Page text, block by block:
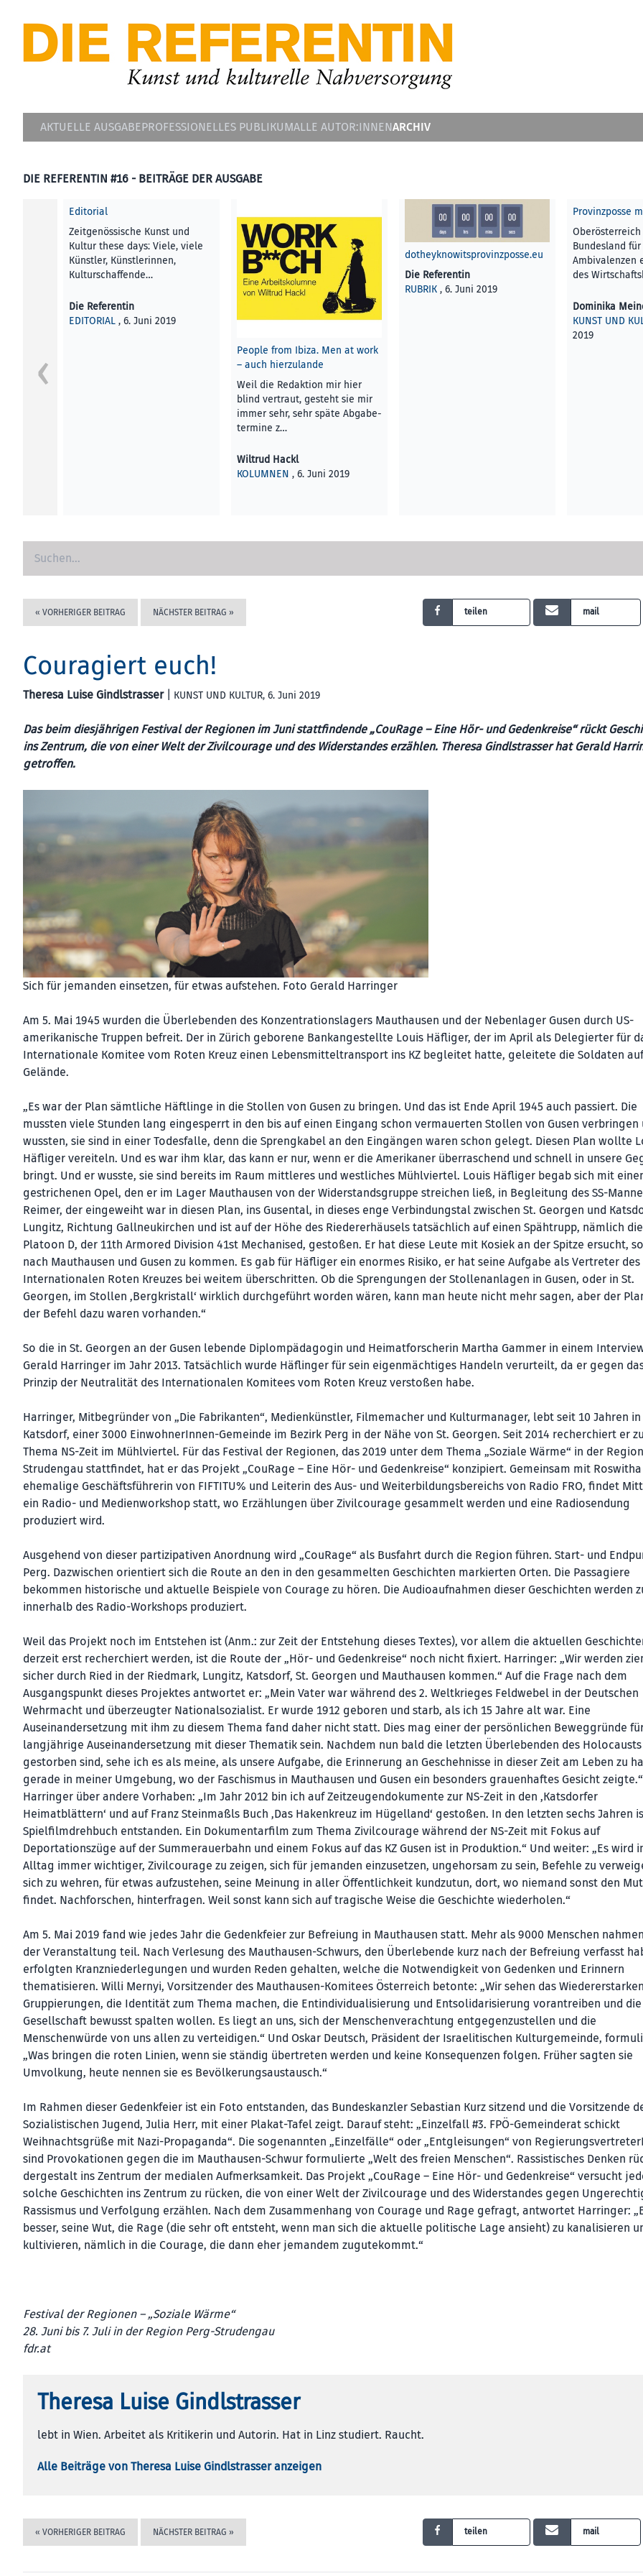
AKTUELLE AUSGABEPROFESSIONELLES PUBLIKUMALLE AUTOR:INNENARCHIV
DIE REFERENTIN #16 - BEITRÄGE DER AUSGABE
Editorial
Zeitgenössische Kunst und
Kultur these days: Viele, viele
Künstler, Künstlerinnen,
Kulturschaffende…
Die Referentin
EDITORIAL , 6. Juni 2019
People from Ibiza. Men at work
– auch hierzulande
Weil die Redaktion mir hier
blind vertraut, gesteht sie mir
immer sehr, sehr späte Abgabe­
termine z…
Wiltrud Hackl
KOLUMNEN , 6. Juni 2019
dotheyknowitsprovinzposse.eu
Die Referentin
RUBRIK , 6. Juni 2019
Provinzposse
Bundesland
Ambivalenzen
des
Dominika
KUNST UND
2019
« VORHERIGER BEITRAG NÄCHSTER BEITRAG » teilen mail
Couragiert euch!
Theresa Luise Gindlstrasser| KUNST UND KULTUR, 6. Juni 2019
Das beim diesjährigen Festival der Regionen im Juni stattfindende „CouRage – Eine Hör- und Gedenkreise“ rückt
ins Zentrum, die von einer Welt der Zivilcourage und des Widerstandes erzählen. Theresa Gindlstrasser hat Gerald
getroffen.
Sich für jemanden einsetzen, für etwas aufstehen. Foto Gerald Harringer
Am 5. Mai 1945 wurden die Überlebenden des Kon­zentrationslagers Mauthausen und der Nebenlager Gusen durch US-
amerikanische Truppen befreit. Der in Zürich geborene Bankangestellte Louis Häfliger, der im April als Delegierter für
Internationale Komitee vom Roten Kreuz einen Lebensmitteltransport ins KZ begleitet hatte, geleitete die Soldaten
Gelände.
„Es war der Plan sämtliche Häftlinge in die Stollen von Gusen zu bringen. Und das ist Ende April 1945 auch passiert. Die
mussten viele Stunden lang eingesperrt in den bis auf einen Eingang schon vermauerten Stollen von Gusen verbringen
wussten, sie sind in einer Todesfalle, denn die Sprengkabel an den Eingängen waren schon gelegt. Diesen Plan wollte
Häfliger vereiteln. Und es war ihm klar, das kann er nur, wenn er die Amerikaner überraschend und schnell in unsere
bringt. Und er wusste, sie sind bereits im Raum mittleres und westliches Mühlviertel. Louis Häfliger begab sich mit
gestrichenen Opel, den er im Lager Mauthausen von der Widerstandsgruppe streichen ließ, in Begleitung des SS-
Reimer, der eingeweiht war in diesen Plan, ins Gusental, in dieses enge Verbindungstal zwischen St. Georgen und
Lungitz, Richtung Gallneukirchen und ist auf der Höhe des Riedererhäusels tatsächlich auf einen Spähtrupp, nämlich
Platoon D, der 11th Armored Division 41st Mechanised, gestoßen. Er hat diese Leute mit Kosiek an der Spitze ersucht,
nach Mauthausen und Gusen zu kommen. Es gab für Häfliger ein enormes Risiko, er hat seine Aufgabe als Vertreter des
Internationalen Roten Kreuzes bei weitem überschritten. Ob die Sprengungen der Stollenanlagen in Gusen, oder in St.
Georgen, im Stollen ‚Bergkristall‘ wirklich durchgeführt worden wären, kann man heute nicht mehr sagen, aber der
der Befehl dazu waren vorhanden.“
So die in St. Georgen an der Gusen lebende Diplompädagogin und Heimatforscherin Martha Gammer in einem
Gerald Harringer im Jahr 2013. Tatsächlich wurde Häflinger für sein eigenmächtiges Handeln verurteilt, da er gegen
Prinzip der Neutralität des Internationalen Komitees vom Roten Kreuz verstoßen habe.
Harringer, Mitbegründer von „Die Fabrikanten“, Medienkünstler, Filmemacher und Kulturmanager, lebt seit 10 Jahren in
Katsdorf, einer 3000 EinwohnerInnen-Gemeinde im Bezirk Perg in der Nähe von St. Georgen. Seit 2014 recherchiert er
Thema NS-Zeit im Mühlviertel. Für das Festival der Regionen, das 2019 unter dem Thema „Soziale Wärme“ in der
Strudengau stattfindet, hat er das Projekt „CouRage – Eine Hör- und Gedenkreise“ konzipiert. Gemeinsam mit
ehemalige Geschäftsführerin von FIFTITU% und Leiterin des Aus- und Weiterbildungsbereichs von Radio FRO, findet
ein Radio- und Medienworkshop statt, wo Erzählungen über Zivilcourage gesammelt werden und eine Radiosendung
produziert wird.
Ausgehend von dieser partizipativen Anordnung wird „CouRage“ als Busfahrt durch die Region führen. Start- und
Perg. Dazwischen orientiert sich die Route an den in den gesammelten Geschichten markierten Orten. Die Passagiere
bekommen historische und aktuelle Beispiele von Courage zu hören. Die Audioaufnahmen dieser Geschichten werden
innerhalb des Radio-Workshops produziert.
Weil das Projekt noch im Entstehen ist (Anm.: zur Zeit der Entstehung dieses Textes), vor allem die aktuellen
derzeit erst recherchiert werden, ist die Route der „Hör- und Gedenkreise“ noch nicht fixiert. Harringer: „Wir werden
sicher durch Ried in der Riedmark, Lungitz, Katsdorf, St. Georgen und Mauthausen kommen.“ Auf die Frage nach dem
Ausgangspunkt dieses Projektes antwortet er: „Mein Vater war während des 2. Weltkrieges Feldwebel in der Deutschen
Wehrmacht und überzeugter Nationalsozialist. Er wurde 1912 geboren und starb, als ich 15 Jahre alt war. Eine
Auseinandersetzung mit ihm zu diesem Thema fand daher nicht statt. Dies mag einer der persönlichen Beweggründe
langjährige Auseinandersetzung mit dieser Thematik sein. Nachdem nun bald die letzten Überlebenden des Holocausts
gestorben sind, sehe ich es als meine, als unsere Aufgabe, die Erinnerung an Geschehnisse in dieser Zeit am Leben zu
gerade in meiner Umgebung, wo der Faschismus in Mauthausen und Gusen ein besonders grauenhaftes Gesicht zeigte.“
Harringer über andere Vorhaben: „Im Jahr 2012 bin ich auf Zeitzeugendokumente zur NS-Zeit in den ‚Katsdorfer
Heimatblättern‘ und auf Franz Steinmaßls Buch ‚Das Hakenkreuz im Hügelland‘ gestoßen. In den letzten sechs Jahren
Spielfilmdrehbuch entstanden. Ein Dokumentarfilm zum Thema Zivilcourage während der NS-Zeit mit Fokus auf
Deportationszüge auf der Summerauerbahn und einem Fokus auf das KZ Gusen ist in Produktion.“ Und weiter: „Es wird
Alltag immer wichtiger, Zivilcourage zu zeigen, sich für jemanden einzusetzen, ungehorsam zu sein, Befehle zu
sich zu wehren, für etwas aufzustehen, seine Meinung in aller Öffentlichkeit kundzutun, dort, wo niemand sonst den
findet. Nachforschen, hinterfragen. Weil sonst kann sich auf tragische Weise die Geschichte wiederholen.“
Am 5. Mai 2019 fand wie jedes Jahr die Gedenkfeier zur Befreiung in Mauthausen statt. Mehr als 9000 Menschen
der Veranstaltung teil. Nach Verlesung des Mauthausen-Schwurs, den Überlebende kurz nach der Befreiung verfasst
erfolgten Kranzniederlegungen und wurden Reden gehalten, welche die Notwendigkeit von Gedenken und Erinnern
thematisieren. Willi Mernyi, Vorsitzender des Mauthausen-Komitees Österreich betonte: „Wir sehen das
Gruppierungen, die Identität zum The­ma machen, die Entindividualisierung und Entsolidarisierung vorantreiben und
Gesellschaft bewusst spalten wollen. Es liegt an uns, sich der Menschenverachtung entgegenzustellen und die
Menschenwürde von uns allen zu verteidigen.“ Und Oskar Deutsch, Präsident der Israelitischen Kulturgemeinde,
„Was bringen die roten Linien, wenn sie ständig übertreten werden und keine Konsequenzen folgen. Früher sagten sie
Umvolkung, heute nennen sie es Bevölkerungsaustausch.“
Im Rahmen dieser Gedenkfeier ist ein Foto entstanden, das Bundeskanzler Sebastian Kurz sitzend und die Vorsitzende
Sozialistischen Jugend, Julia Herr, mit einer Plakat-Tafel zeigt. Darauf steht: „Einzelfall #3. FPÖ-Gemeinderat schickt
Weihnachtsgrüße mit Nazi-Propaganda“. Die sogenannten „Einzelfälle“ oder „Entgleisungen“ von
sind Provokationen gegen die im Mauthausen-Schwur formulierte „Welt des freien Menschen“. Rassistisches Denken
dergestalt ins Zentrum der medialen Aufmerksamkeit. Das Projekt „CouRage – Eine Hör- und Gedenkreise“ versucht
solche Geschichten ins Zentrum zu rücken, die von einer Welt der Zivilcourage und des Widerstandes gegen
Rassismus und Verfolgung erzählen. Nach dem Zusammenhang von Courage und Rage gefragt, antwortet Harringer:
besser, seine Wut, die Rage (die sehr oft entsteht, wenn man sich die aktuelle politische Lage ansieht) zu kanalisieren
kultivieren, nämlich in die Courage, die dann eher jemandem zugute­kommt.“
Festival der Regionen – „Soziale Wärme“
28. Juni bis 7. Juli in der Region Perg-Strudengau
fdr.at
Theresa Luise Gindlstrasser
lebt in Wien. Arbeitet als Kritikerin und Autorin. Hat in Linz studiert. Raucht.
Alle Beiträge von Theresa Luise Gindlstrasser anzeigen
« VORHERIGER BEITRAG NÄCHSTER BEITRAG » teilen mail